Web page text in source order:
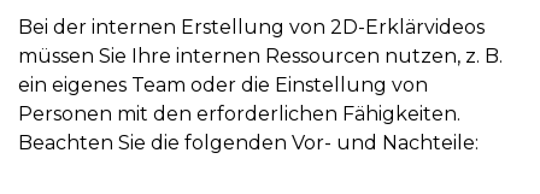
Bei der internen Erstellung von 2D-Erklärvideos
müssen Sie Ihre internen Ressourcen nutzen, z. B.
ein eigenes Team oder die Einstellung von
Personen mit den erforderlichen Fähigkeiten.
Beachten Sie die folgenden Vor- und Nachteile: